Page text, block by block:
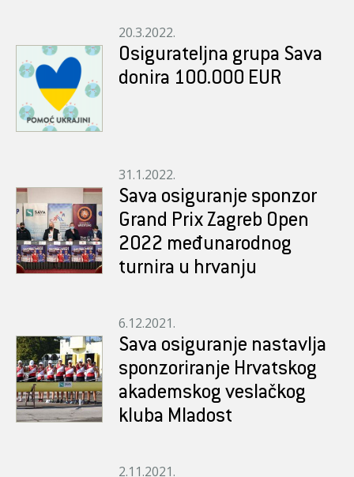
20.3.2022.
Osigurateljna grupa Sava
donira 100.000 EUR
31.1.2022.
Sava osiguranje sponzor
Grand Prix Zagreb Open
2022 međunarodnog
turnira u hrvanju
6.12.2021.
Sava osiguranje nastavlja
sponzoriranje Hrvatskog
akademskog veslačkog
kluba Mladost
2.11.2021.